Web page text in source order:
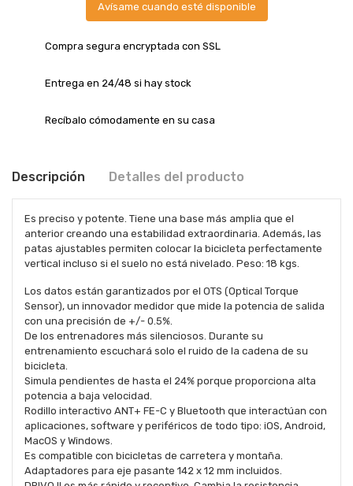
Avísame cuando esté disponible
Compra segura encryptada con SSL
Entrega en 24/48 si hay stock
Recíbalo cómodamente en su casa
Descripción Detalles del producto
Es preciso y potente. Tiene una base más amplia que el
anterior creando una estabilidad extraordinaria. Además, las
patas ajustables permiten colocar la bicicleta perfectamente
vertical incluso si el suelo no está nivelado. Peso: 18 kgs.
Los datos están garantizados por el OTS (Optical Torque
Sensor), un innovador medidor que mide la potencia de salida
con una precisión de +/- 0.5%.
De los entrenadores más silenciosos. Durante su
entrenamiento escuchará solo el ruido de la cadena de su
bicicleta.
Simula pendientes de hasta el 24% porque proporciona alta
potencia a baja velocidad.
Rodillo interactivo ANT+ FE-C y Bluetooth que interactúan con
aplicaciones, software y periféricos de todo tipo: iOS, Android,
MacOS y Windows.
Es compatible con bicicletas de carretera y montaña.
Adaptadores para eje pasante 142 x 12 mm incluidos.